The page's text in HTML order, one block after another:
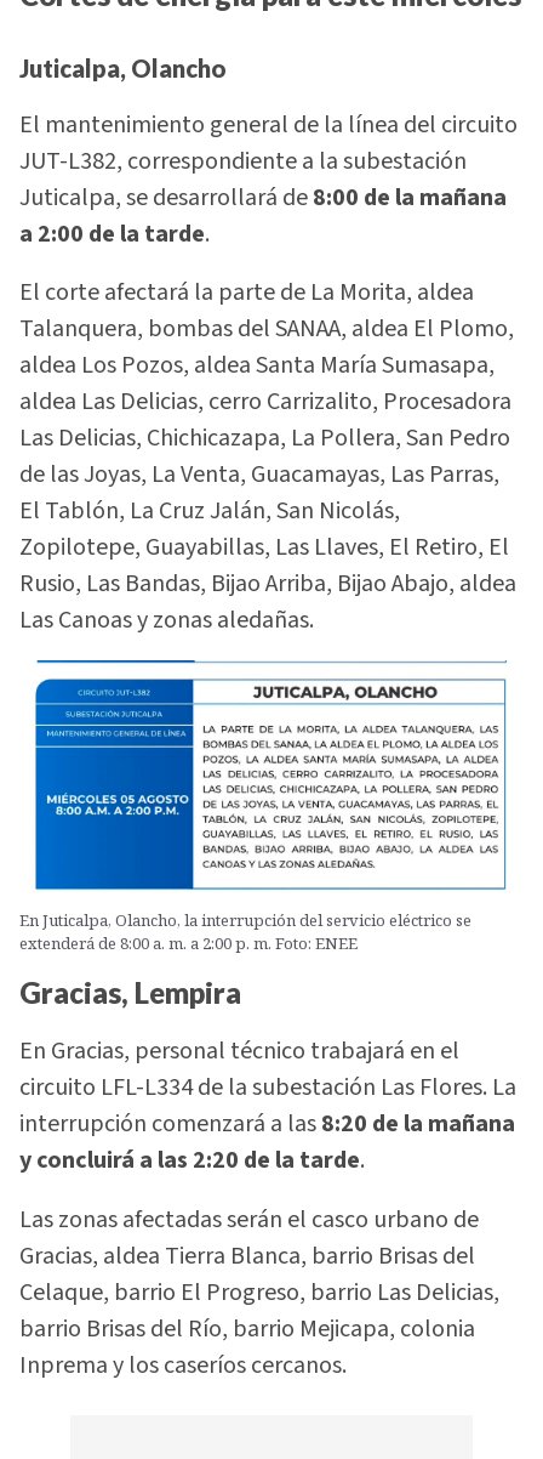
Juticalpa, Olancho
El mantenimiento general de la línea del circuito
JUT-L382, correspondiente a la subestación
Juticalpa, se desarrollará de8:00 de la mañana
a 2:00 de la tarde.
El corte afectará la parte de La Morita, aldea
Talanquera, bombas del SANAA, aldea El Plomo,
aldea Los Pozos, aldea Santa María Sumasapa,
aldea Las Delicias, cerro Carrizalito, Procesadora
Las Delicias, Chichicazapa, La Pollera, San Pedro
de las Joyas, La Venta, Guacamayas, Las Parras,
El Tablón, La Cruz Jalán, San Nicolás,
Zopilotepe, Guayabillas, Las Llaves, El Retiro, El
Rusio, Las Bandas, Bijao Arriba, Bijao Abajo, aldea
Las Canoas y zonas aledañas.
En Juticalpa, Olancho, la interrupción del servicio eléctrico se
extenderá de 8:00 a. m. a 2:00 p. m. Foto: ENEE
Gracias, Lempira
En Gracias, personal técnico trabajará en el
circuito LFL-L334 de la subestación Las Flores. La
interrupción comenzará a las8:20 de la mañana
y concluirá a las 2:20 de la tarde.
Las zonas afectadas serán el casco urbano de
Gracias, aldea Tierra Blanca, barrio Brisas del
Celaque, barrio El Progreso, barrio Las Delicias,
barrio Brisas del Río, barrio Mejicapa, colonia
Inprema y los caseríos cercanos.